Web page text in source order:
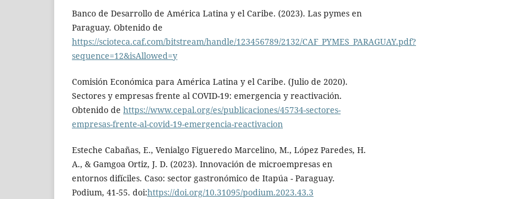
Banco de Desarrollo de América Latina y el Caribe. (2023). Las pymes en
Paraguay. Obtenido de
https://scioteca.caf.com/bitstream/handle/123456789/2132/CAF_PYMES_PARAGUAY.pdf?
sequence=12&isAllowed=y
Comisión Económica para América Latina y el Caribe. (Julio de 2020).
Sectores y empresas frente al COVID-19: emergencia y reactivación.
Obtenido de https://www.cepal.org/es/publicaciones/45734-sectores-
empresas-frente-al-covid-19-emergencia-reactivacion
Esteche Cabañas, E., Venialgo Figueredo Marcelino, M., López Paredes, H.
A., & Gamgoa Ortiz, J. D. (2023). Innovación de microempresas en
entornos difíciles. Caso: sector gastronómico de Itapúa - Paraguay.
Podium, 41-55. doi:https://doi.org/10.31095/podium.2023.43.3